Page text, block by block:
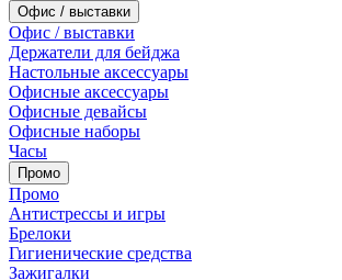
Офис / выставки
Офис / выставки
Держатели для бейджа
Настольные аксессуары
Офисные аксессуары
Офисные девайсы
Офисные наборы
Часы
Промо
Промо
Антистрессы и игры
Брелоки
Гигиенические средства
Зажигалки